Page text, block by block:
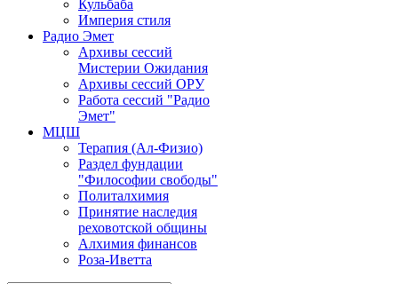
Кульбаба
Империя стиля
Радио Эмет
Архивы сессий
Мистерии Ожидания
Архивы сессий ОРУ
Работа сессий "Радио
Эмет"
МЦШ
Терапия (Ал-Физио)
Раздел фундации
"Философии свободы"
Политалхимия
Принятие наследия
реховотской общины
Алхимия финансов
Роза-Иветта